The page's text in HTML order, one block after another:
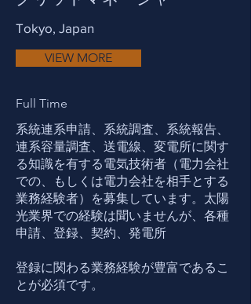
Tokyo, Japan
VIEW MORE
Full Time
系統連系申請、系統調査、系統報告、
連系容量調査、送電線、変電所に関す
る知識を有する電気技術者（電力会社
での、もしくは電力会社を相手とする
業務経験者）を募集しています。太陽
光業界での経験は聞いませんが、各種
申請、登録、契約、発電所
登録に関わる業務経験が豊富であるこ
とが必須です。